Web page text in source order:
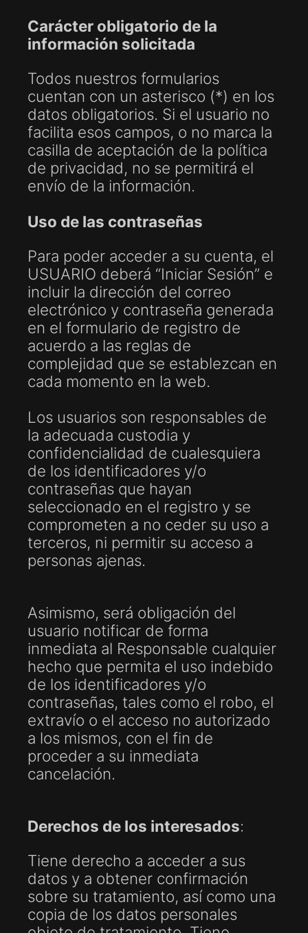
Carácter obligatorio de la
información solicitada
Todos nuestros formularios
cuentan con un asterisco (*) en los
datos obligatorios. Si el usuario no
facilita esos campos, o no marca la
casilla de aceptación de la política
de privacidad, no se permitirá el
envío de la información.
Uso de las contraseñas
Para poder acceder a su cuenta, el
USUARIO deberá “Iniciar Sesión” e
incluir la dirección del correo
electrónico y contraseña generada
en el formulario de registro de
acuerdo a las reglas de
complejidad que se establezcan en
cada momento en la web.
Los usuarios son responsables de
la adecuada custodia y
confidencialidad de cualesquiera
de los identificadores y/o
contraseñas que hayan
seleccionado en el registro y se
comprometen a no ceder su uso a
terceros, ni permitir su acceso a
personas ajenas.
Asimismo, será obligación del
usuario notificar de forma
inmediata al Responsable cualquier
hecho que permita el uso indebido
de los identificadores y/o
contraseñas, tales como el robo, el
extravío o el acceso no autorizado
a los mismos, con el fin de
proceder a su inmediata
cancelación.
Derechos de los interesados:
Tiene derecho a acceder a sus
datos y a obtener confirmación
sobre su tratamiento, así como una
copia de los datos personales